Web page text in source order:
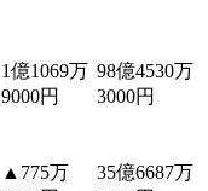
1億1069万
9000円
98億4530万
3000円
▲775万
35億6687万